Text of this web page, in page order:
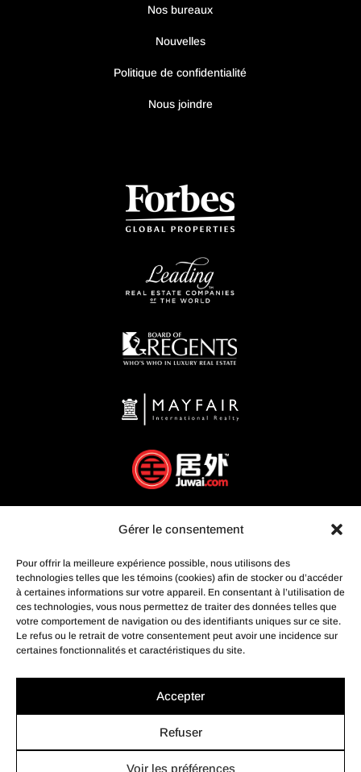
Gérer le consentement
Pour offrir la meilleure expérience possible, nous utilisons des
technologies telles que les témoins (cookies) afin de stocker ou d’accéder
à certaines informations sur votre appareil. En consentant à l’utilisation de
ces technologies, vous nous permettez de traiter des données telles que
votre comportement de navigation ou des identifiants uniques sur ce site.
Le refus ou le retrait de votre consentement peut avoir une incidence sur
certaines fonctionnalités et caractéristiques du site.
Accepter
Refuser
Voir les préférences
Nos bureaux
Nouvelles
Politique de confidentialité
Nous joindre